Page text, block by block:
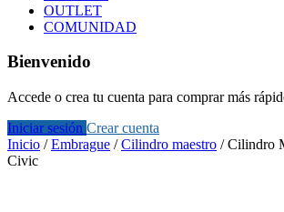
OUTLET
COMUNIDAD
Bienvenido
Accede o crea tu cuenta para comprar más
Iniciar sesión Crear cuenta
Inicio /Embrague /Cilindro maestro /Cilindro
Civic